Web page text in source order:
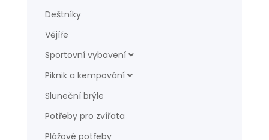
Deštníky
Vějíře
Sportovní vybavení
Piknik a kempování
Sluneční brýle
Potřeby pro zvířata
Plážové potřeby